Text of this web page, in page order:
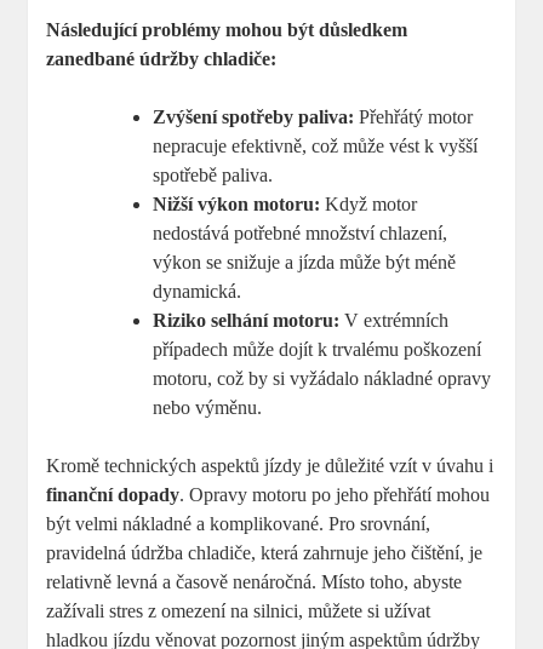
Následující problémy mohou být důsledkem
zanedbané údržby chladiče:
Zvýšení spotřeby paliva: Přehřátý motor
nepracuje efektivně, což může vést k vyšší
spotřebě paliva.
Nižší výkon motoru: Když motor
nedostává potřebné množství chlazení,
výkon se snižuje a jízda může být méně
dynamická.
Riziko selhání motoru: V extrémních
případech může dojít k trvalému poškození
motoru, což by si vyžádalo nákladné opravy
nebo výměnu.
Kromě technických aspektů jízdy je důležité vzít v úvahu i
finanční dopady. Opravy motoru po jeho přehřátí mohou
být velmi nákladné a komplikované. Pro srovnání,
pravidelná údržba chladiče, která zahrnuje jeho čištění, je
relativně levná a časově nenáročná. Místo toho, abyste
zažívali stres z omezení na silnici, můžete si užívat
hladkou jízdu věnovat pozornost jiným aspektům údržby